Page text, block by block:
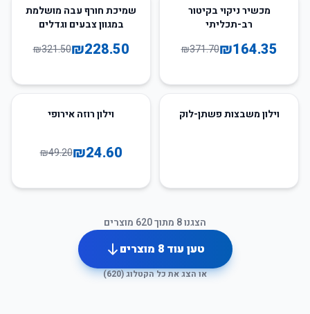
מכשיר ניקוי בקיטור
רב-תכליתי
₪164.35
₪371.70
29%שמיכת חורף עבה מושלמת
במגוון צבעים וגדלים
₪228.50
₪321.50
וילון משבצות פשתן-לוק וילון רוזה אירופי
₪24.60
₪49.20
הצגנו8 מתוך620 מוצרים
טען עוד8 מוצרים
או הצג את כל הקטלוג (620
)